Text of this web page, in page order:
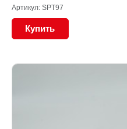
Артикул: SPT97
Купить